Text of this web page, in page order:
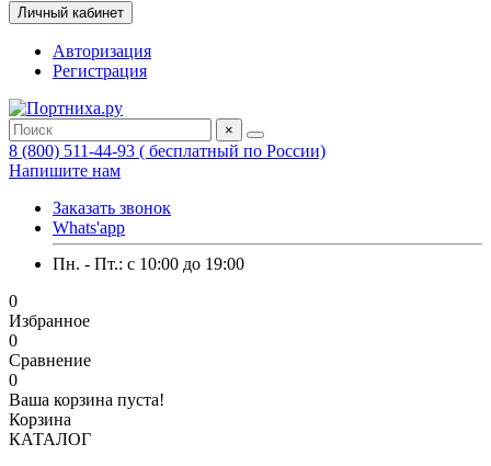
Личный кабинет
Авторизация
Регистрация
×
8 (800) 511-44-93 ( бесплатный по России)
Напишите нам
Заказать звонок
Whats'app
Пн. - Пт.: c 10:00 до 19:00
0
Избранное
0
Сравнение
0
Ваша корзина пуста!
Корзина
КАТАЛОГ